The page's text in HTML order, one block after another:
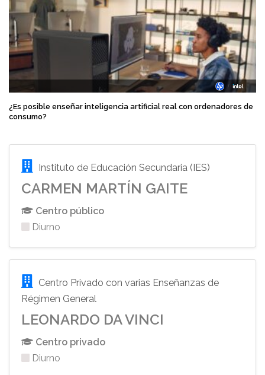
¿Es posible enseñar inteligencia artificial real con ordenadores de
consumo?
Instituto de Educación Secundaria (IES)
CARMEN MARTÍN GAITE
Centro público
Diurno
Centro Privado con varias Enseñanzas de
Régimen General
LEONARDO DA VINCI
Centro privado
Diurno